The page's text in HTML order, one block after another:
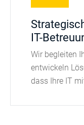
IT-
Wir begleiten
entwickeln
dass Ihre IT